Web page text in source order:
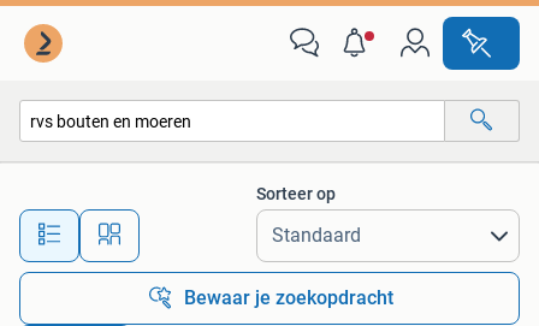
Alle afstanden…
Sorteer op
Bewaar je zoekopdracht